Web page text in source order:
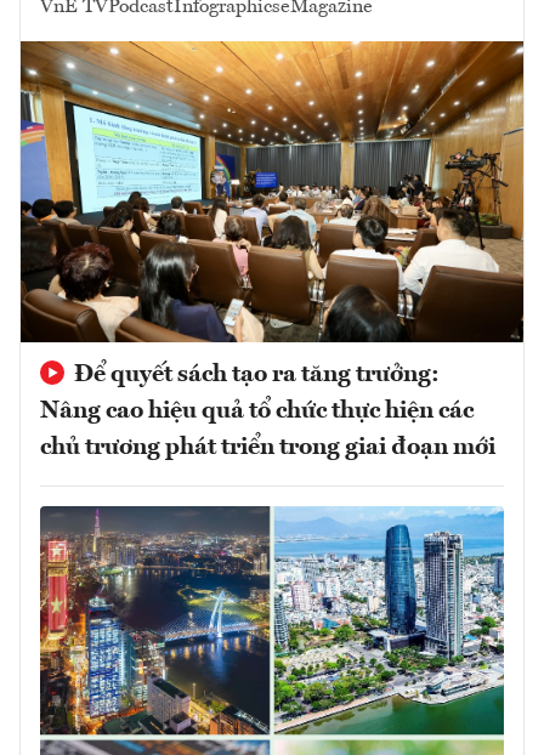
VnE TVPodcastInfographicseMagazine
Để quyết sách tạo ra tăng trưởng:
Nâng cao hiệu quả tổ chức thực hiện các
chủ trương phát triển trong giai đoạn mới